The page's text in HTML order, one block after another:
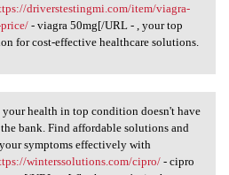
driverstestingmi.com/item/viagra-
- viagra 50mg[/URL - , your top
for cost-effective healthcare solutions.
your health in top
health in top condition doesn't have
bank. Find affordable solutions and
symptoms effectively with
winterssolutions.com/cipro/- cipro